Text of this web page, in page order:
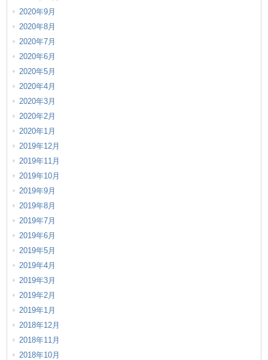
2020年9月
2020年8月
2020年7月
2020年6月
2020年5月
2020年4月
2020年3月
2020年2月
2020年1月
2019年12月
2019年11月
2019年10月
2019年9月
2019年8月
2019年7月
2019年6月
2019年5月
2019年4月
2019年3月
2019年2月
2019年1月
2018年12月
2018年11月
2018年10月